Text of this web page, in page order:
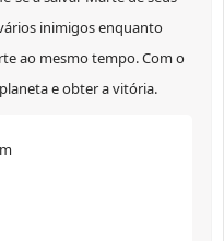
inimigos enquanto
ao mesmo tempo. Com o
e obter a vitória.